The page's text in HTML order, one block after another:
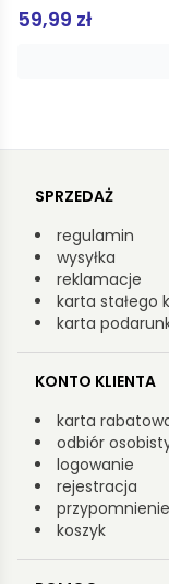
49,90 zł
SPRZEDAŻ
regulamin
wysyłka
reklamacje
karta stałego
karta
KONTO KLIENTA
karta
odbiór
logowanie
rejestracja
koszyk